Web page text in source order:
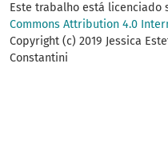
Este trabalho está licenciado
Commons Attribution 4.0
Copyright (c) 2019 Jessica
Constantini